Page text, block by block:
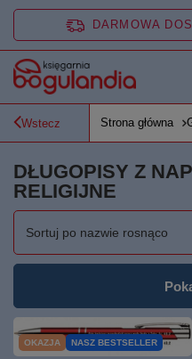
DARMOWA
Wstecz Strona główna
DŁUGOPISY Z
RELIGIJNE
Zmień sortowanie
Sortuj po nazwie rosnąco
OKAZJA NASZ BESTSELLER